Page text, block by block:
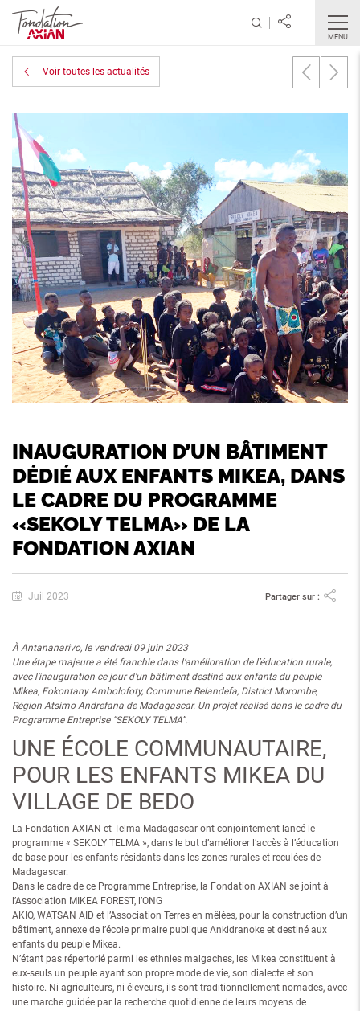
MENU
Voir toutes les actualités
INAUGURATION D’UN BÂTIMENT
DÉDIÉ AUX ENFANTS MIKEA, DANS
LE CADRE DU PROGRAMME
«SEKOLY TELMA» DE LA
FONDATION AXIAN
Juil 2023 Partager sur :
À Antananarivo, le vendredi 09 juin 2023
Une étape majeure a été franchie dans l’amélioration de l’éducation rurale,
avec l’inauguration ce jour d’un bâtiment destiné aux enfants du peuple
Mikea, Fokontany Ambolofoty, Commune Belandefa, District Morombe,
Région Atsimo Andrefana de Madagascar. Un projet réalisé dans le cadre du
Programme Entreprise “SEKOLY TELMA”.
UNE ÉCOLE COMMUNAUTAIRE,
POUR LES ENFANTS MIKEA DU
VILLAGE DE BEDO
La Fondation AXIAN et Telma Madagascar ont conjointement lancé le
programme « SEKOLY TELMA », dans le but d’améliorer l’accès à l’éducation
de base pour les enfants résidants dans les zones rurales et reculées de
Madagascar.
Dans le cadre de ce Programme Entreprise, la Fondation AXIAN se joint à
l’Association MIKEA FOREST, l’ONG
AKIO, WATSAN AID et l’Association Terres en mêlées, pour la construction d’un
bâtiment, annexe de l’école primaire publique Ankidranoke et destiné aux
enfants du peuple Mikea.
N’étant pas répertorié parmi les ethnies malgaches, les Mikea constituent à
eux-seuls un peuple ayant son propre mode de vie, son dialecte et son
histoire. Ni agriculteurs, ni éleveurs, ils sont traditionnellement nomades, avec
une marche guidée par la recherche quotidienne de leurs moyens de